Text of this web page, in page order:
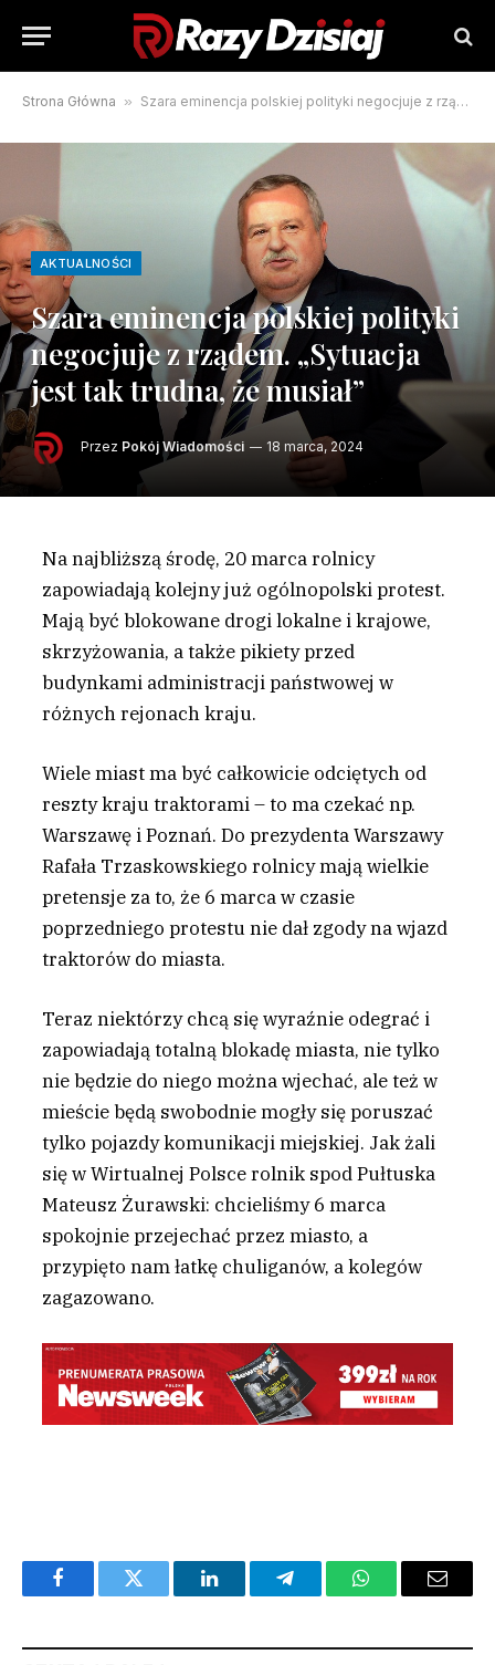
Strona Główna » Szara eminencja polskiej polityki negocjuje z rządem. „Sytuacja jest tak trudna, że musiał”
AKTUALNOŚCI
Szara eminencja polskiej polityki
negocjuje z rządem. „Sytuacja
jest tak trudna, że musiał”
Przez Pokój Wiadomości 18 marca, 2024
Na najbliższą środę, 20 marca rolnicy
zapowiadają kolejny już ogólnopolski protest.
Mają być blokowane drogi lokalne i krajowe,
skrzyżowania, a także pikiety przed
budynkami administracji państwowej w
różnych rejonach kraju.
Wiele miast ma być całkowicie odciętych od
reszty kraju traktorami – to ma czekać np.
Warszawę i Poznań. Do prezydenta Warszawy
Rafała Trzaskowskiego rolnicy mają wielkie
pretensje za to, że 6 marca w czasie
poprzedniego protestu nie dał zgody na wjazd
traktorów do miasta.
Teraz niektórzy chcą się wyraźnie odegrać i
zapowiadają totalną blokadę miasta, nie tylko
nie będzie do niego można wjechać, ale też w
mieście będą swobodnie mogły się poruszać
tylko pojazdy komunikacji miejskiej. Jak żali
się w Wirtualnej Polsce rolnik spod Pułtuska
Mateusz Żurawski: chcieliśmy 6 marca
spokojnie przejechać przez miasto, a
przypięto nam łatkę chuliganów, a kolegów
zagazowano.
FacebookTwitter LinkedInTelegramWhatsAppEmail